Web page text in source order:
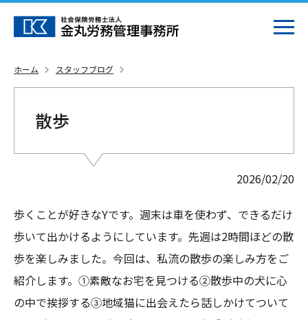
ホーム スタッフブログ
散歩
2026/02/20
歩くことが好きなYです。週末は車を使わず、できるだけ
歩いて出かけるようにしています。先週は2時間ほどの散
歩を楽しみました。今回は、私流の散歩の楽しみ方をご
紹介します。①素敵なお宅を見つける②散歩中の犬に心
の中で挨拶する③地域猫に出会えたら話しかけてついて